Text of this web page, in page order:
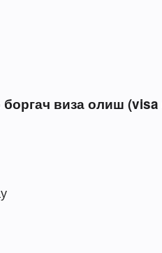
боргач виза олиш